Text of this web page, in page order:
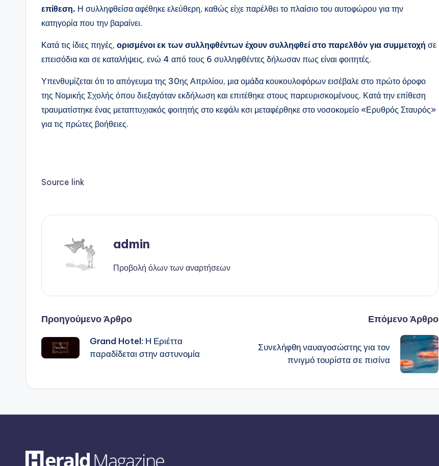
επίθεση. Η συλληφθείσα αφέθηκε ελεύθερη, καθώς είχε παρέλθει το πλαίσιο του αυτοφώρου για την
κατηγορία που την βαραίνει.
Κατά τις ίδιες πηγές, ορισμένοι εκ των συλληφθέντων έχουν συλληφθεί στο παρελθόν για συμμετοχή σε
επεισόδια και σε καταλήψεις, ενώ 4 από τους 6 συλληφθέντες δήλωσαν πως είναι φοιτητές.
Υπενθυμίζεται ότι το απόγευμα της 30ης Απριλίου, μια ομάδα κουκουλοφόρων εισέβαλε στο πρώτο όροφο
της Νομικής Σχολής όπου διεξαγόταν εκδήλωση και επιτέθηκε στους παρευρισκομένους. Κατά την επίθεση
τραυματίστηκε ένας μεταπτυχιακός φοιτητής στο κεφάλι κσι μεταφέρθηκε στο νοσοκομείο «Ερυθρός Σταυρός»
για τις πρώτες βοήθειες.
Source link
admin
Προβολή όλων των αναρτήσεων
Πλοήγηση
δημοσιεύσεων
Προηγούμενο Άρθρο
Grand Hotel: Η Εριέττα
παραδίδεται στην αστυνομία
Επόμενο Άρθρο
Συνελήφθη ναυαγοσώστης για τον
πνιγμό τουρίστα σε πισίνα